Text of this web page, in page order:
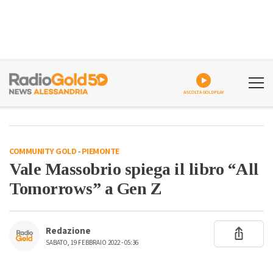
ASCOLTA GOLDPLAY
COMMUNITY GOLD-PIEMONTE
Vale Massobrio spiega il libro “All
Tomorrows” a Gen Z
Redazione
SABATO, 19 FEBBRAIO 2022 - 05:36